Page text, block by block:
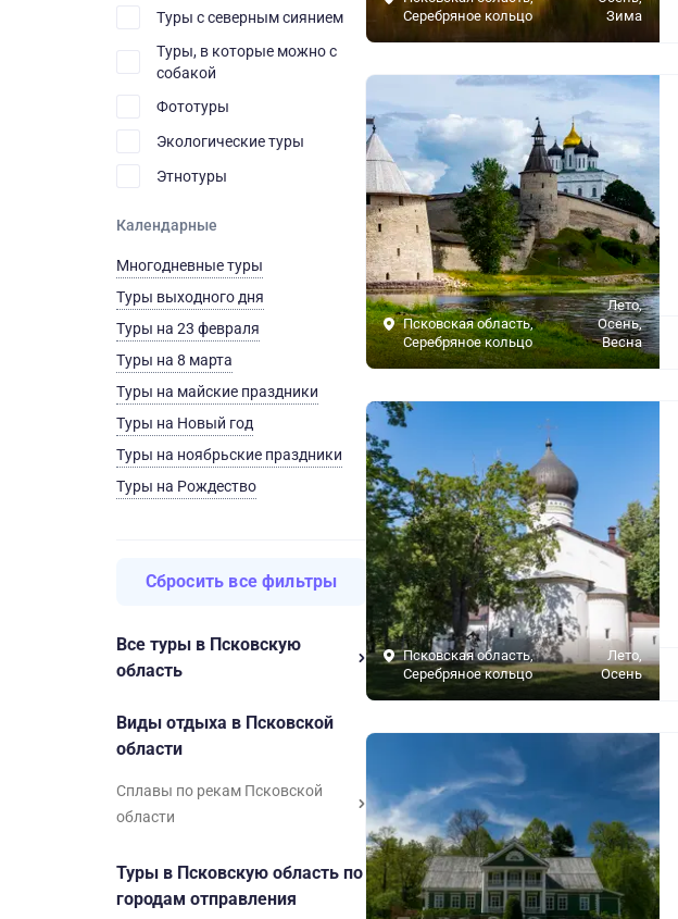
Туры с северным сиянием
Туры, в которые можно с
собакой
Фототуры
Экологические туры
Этнотуры
Календарные
Многодневные туры
Туры выходного дня
Туры на 23 февраля
Туры на 8 марта
Туры на майские праздники
Туры на Новый год
Туры на ноябрьские праздники
Туры на Рождество
Сбросить все фильтры
Все туры в Псковскую
область
Виды отдыха в Псковской
области
Сплавы по рекам Псковской
области
Туры в Псковскую область по
городам отправления
Серебряное кольцо
Зима
Псковская область,
Серебряное кольцо
Лето,
Осень,
Весна
Псковская область,
Серебряное кольцо
Лето,
Осень